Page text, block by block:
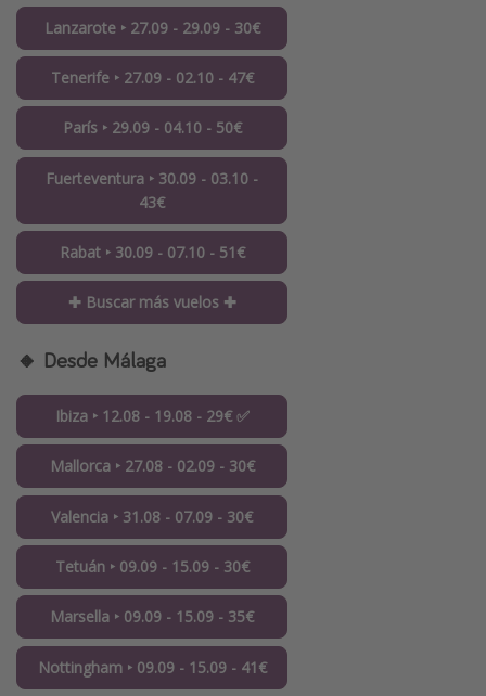
Lanzarote ‣ 27.09 - 29.09 - 30€
Tenerife ‣ 27.09 - 02.10 - 47€
París ‣ 29.09 - 04.10 - 50€
Fuerteventura ‣ 30.09 - 03.10 -
43€
Rabat ‣ 30.09 - 07.10 - 51€
✚ Buscar más vuelos ✚
🔸 Desde Málaga
Ibiza ‣ 12.08 - 19.08 - 29€ ✅
Mallorca ‣ 27.08 - 02.09 - 30€
Valencia ‣ 31.08 - 07.09 - 30€
Tetuán ‣ 09.09 - 15.09 - 30€
Marsella ‣ 09.09 - 15.09 - 35€
Nottingham ‣ 09.09 - 15.09 - 41€